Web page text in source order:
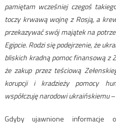
pamiętam wcześniej czegoś takieg
toczy krwawą wojnę z Rosją, a
przekazywać swój majątek na
Egipcie. Rodzi się podejrzenie, że
bliskich kradną pomoc finansową z
że zakup przez teściową
korupcji i kradzieży pomocy
współczuję narodowi ukraińskiemu–
Gdyby ujawnione informacje